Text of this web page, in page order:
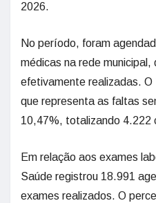
2026.
No período, foram
médicas na rede
efetivamente realizadas.
que representa as faltas
10,47%, totalizando 4.222
Em relação aos exames
Saúde registrou 18.991
exames realizados. O